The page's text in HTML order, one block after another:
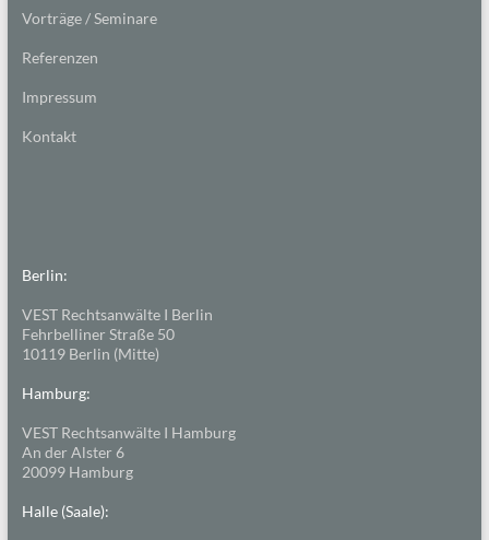
Vorträge / Seminare
Referenzen
Impressum
Kontakt
Berlin:
VEST Rechtsanwälte I Berlin
Fehrbelliner Straße 50
10119 Berlin (Mitte)
Hamburg:
VEST Rechtsanwälte I Hamburg
An der Alster 6
20099 Hamburg
Halle (Saale):